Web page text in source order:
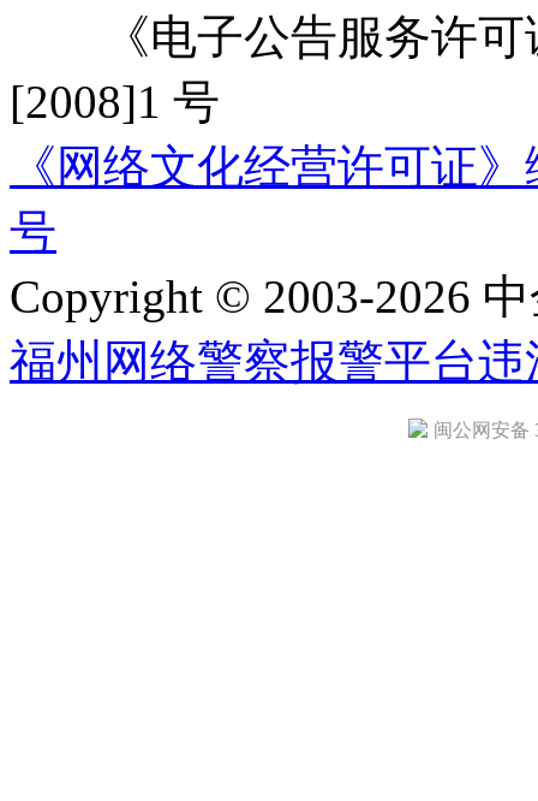
《电子公告服务许可
[2008]1 号
《网络文化经营许可证
号
Copyright © 2003-2026
福州网络警察报警平台违
闽公网安备